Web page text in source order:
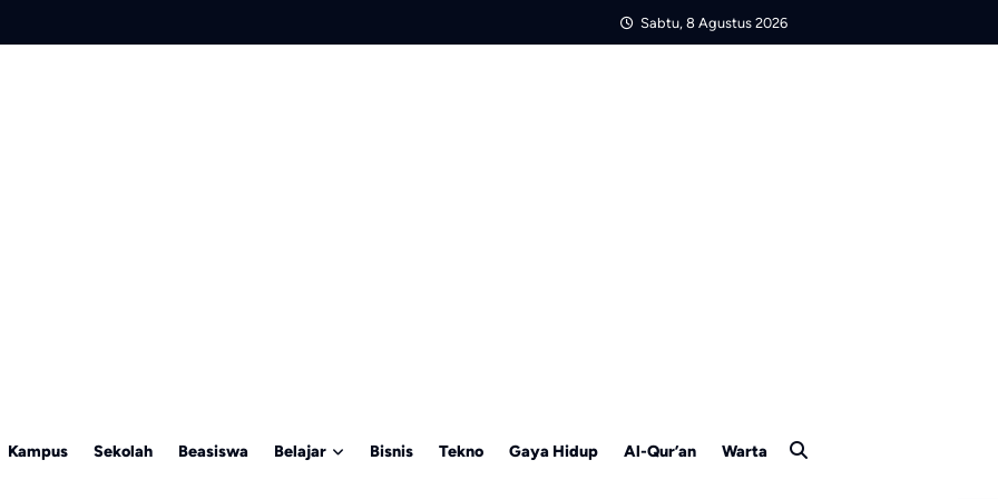
Sabtu, 8 Agustus 2026
Kampus Sekolah Beasiswa Belajar Bisnis Tekno Gaya Hidup Al-Qur’an Warta